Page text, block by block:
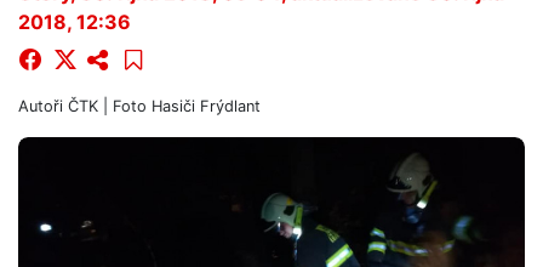
2018, 12:36
Autoři ČTK | Foto Hasiči Frýdlant